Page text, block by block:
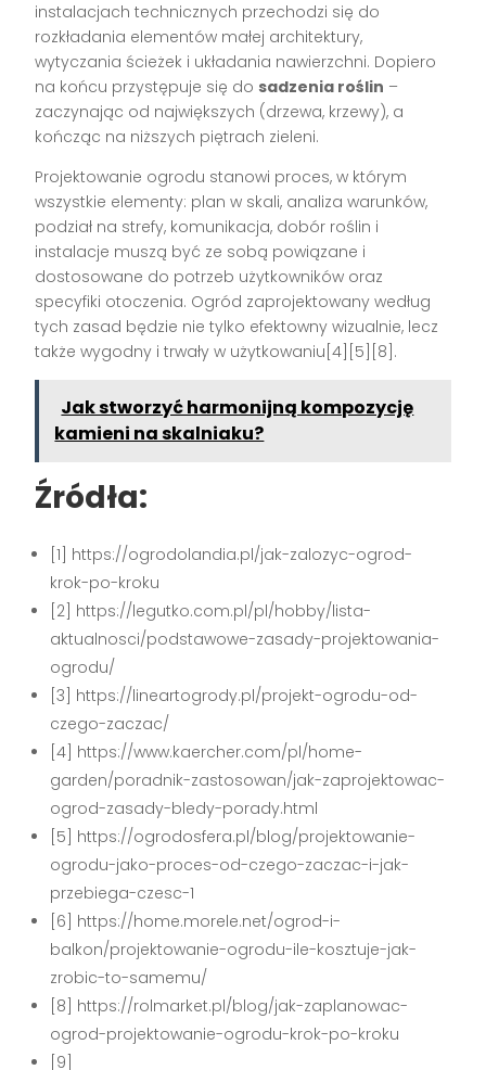
instalacjach technicznych przechodzi się do
rozkładania elementów małej architektury,
wytyczania ścieżek i układania nawierzchni. Dopiero
na końcu przystępuje się do sadzenia roślin –
zaczynając od największych (drzewa, krzewy), a
kończąc na niższych piętrach zieleni.
Projektowanie ogrodu stanowi proces, w którym
wszystkie elementy: plan w skali, analiza warunków,
podział na strefy, komunikacja, dobór roślin i
instalacje muszą być ze sobą powiązane i
dostosowane do potrzeb użytkowników oraz
specyfiki otoczenia. Ogród zaprojektowany według
tych zasad będzie nie tylko efektowny wizualnie, lecz
także wygodny i trwały w użytkowaniu[4][5][8].
Jak stworzyć harmonijną kompozycję
kamieni na skalniaku?
Źródła:
[1] https://ogrodolandia.pl/jak-zalozyc-ogrod-
krok-po-kroku
[2] https://legutko.com.pl/pl/hobby/lista-
aktualnosci/podstawowe-zasady-projektowania-
ogrodu/
[3] https://lineartogrody.pl/projekt-ogrodu-od-
czego-zaczac/
[4] https://www.kaercher.com/pl/home-
garden/poradnik-zastosowan/jak-zaprojektowac-
ogrod-zasady-bledy-porady.html
[5] https://ogrodosfera.pl/blog/projektowanie-
ogrodu-jako-proces-od-czego-zaczac-i-jak-
przebiega-czesc-1
[6] https://home.morele.net/ogrod-i-
balkon/projektowanie-ogrodu-ile-kosztuje-jak-
zrobic-to-samemu/
[8] https://rolmarket.pl/blog/jak-zaplanowac-
ogrod-projektowanie-ogrodu-krok-po-kroku
[9]